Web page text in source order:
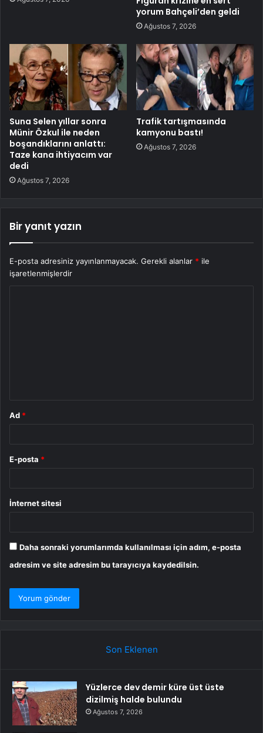
yorum Bahçeli’den geldi
Ağustos 7, 2026
Suna Selen yıllar sonra
Münir Özkul ile neden
boşandıklarını anlattı:
Taze kana ihtiyacım var
dedi
Ağustos 7, 2026
Trafik tartışmasında
kamyonu bastı!
Ağustos 7, 2026
Bir yanıt yazın
E-posta adresiniz yayınlanmayacak. Gerekli alanlar * ile
işaretlenmişlerdir
Ad *
E-posta *
İnternet sitesi
Daha sonraki yorumlarımda kullanılması için adım, e-posta
adresim ve site adresim bu tarayıcıya kaydedilsin.
Son Eklenen
Yüzlerce dev demir küre üst üste
dizilmiş halde bulundu
Ağustos 7, 2026